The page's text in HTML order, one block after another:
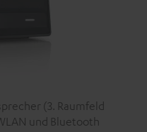
(3. Raumfeld
und Bluetooth